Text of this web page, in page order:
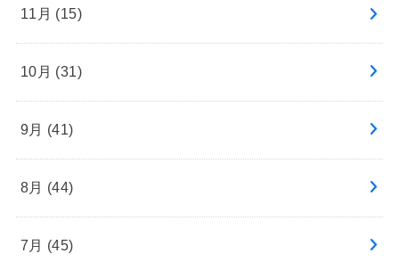
11月 (15)
10月 (31)
9月 (41)
8月 (44)
7月 (45)